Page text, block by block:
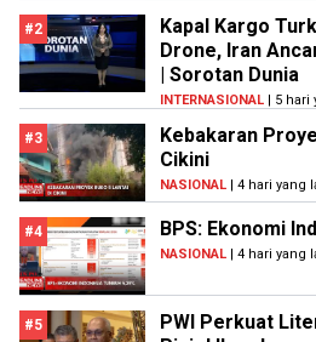
#2
Kapal Kargo
Drone, Iran
| Sorotan Dunia
INTERNASIONAL | 5 hari
#3
Kebakaran
Cikini
NASIONAL | 4 hari yang
#4 BPS: Ekonomi
NASIONAL | 4 hari yang
#5
PWI Perkuat